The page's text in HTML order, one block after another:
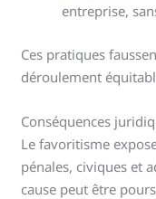
entreprise,
Ces pratiques
déroulement
Conséquences
Le favoritisme
pénales, civiques et
cause peut être